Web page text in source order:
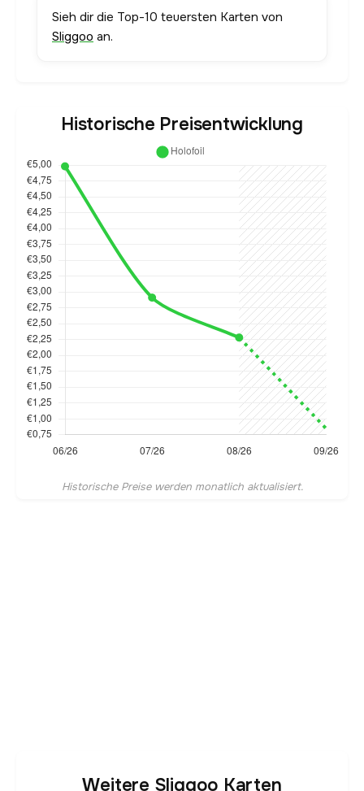
Sieh dir die Top-10 teuersten Karten von
Sliggoo an.
Historische Preisentwicklung
Historische Preise werden monatlich aktualisiert.
Weitere Sliggoo Karten